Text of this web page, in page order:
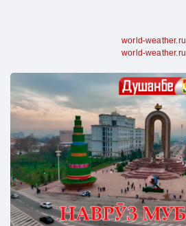
world-weather.ru
world-weather.ru